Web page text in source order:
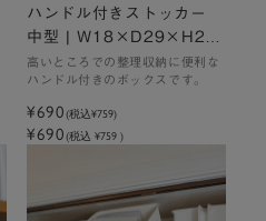
ハンドル付きストッカー
中型 | W18×D29×H20c
m
高いところでの整理収納に便利な
ハンドル付きのボックスです。
¥690(税込¥759)
¥690(税込 ¥759 )